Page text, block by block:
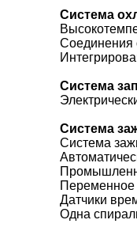
Система
Соединения
Система
Система
Система
Датчики
Одна